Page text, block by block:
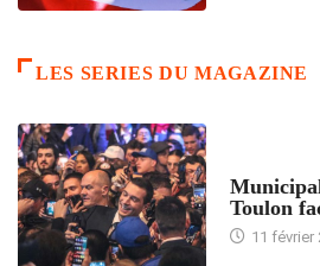
LES SERIES DU MAGAZINE
Toulon
11 février